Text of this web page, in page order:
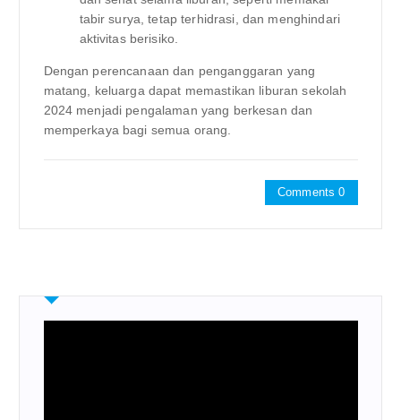
tabir surya, tetap terhidrasi, dan menghindari
aktivitas berisiko.
Dengan perencanaan dan penganggaran yang
matang, keluarga dapat memastikan liburan sekolah
2024 menjadi pengalaman yang berkesan dan
memperkaya bagi semua orang.
Comments 0